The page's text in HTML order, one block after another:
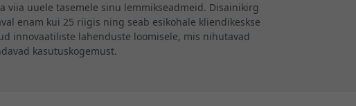
viia uuele tasemele sinu lemmikseadmeid. Disainikirg
enam kui 25 riigis ning seab esikohale kliendikeskse
innovaatiliste lahenduste loomisele, mis nihutavad
kasutuskogemust.